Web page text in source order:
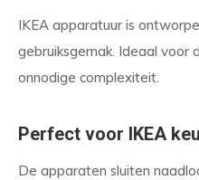
IKEA apparatuur is
gebruiksgemak. Ideaal voor
onnodige complexiteit.
Perfect voor IKEA
De apparaten sluiten